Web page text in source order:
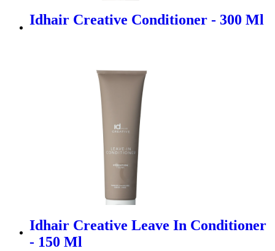
Idhair Creative Conditioner - 300 Ml
Idhair Creative Leave In Conditioner
- 150 Ml